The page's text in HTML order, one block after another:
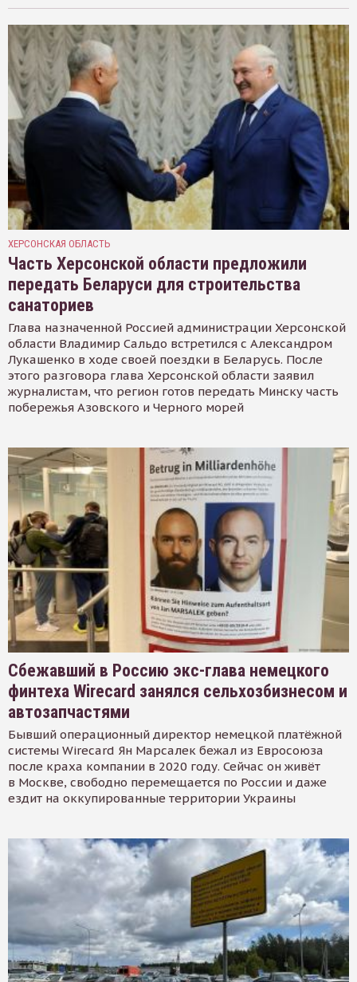
ХЕРСОНСКАЯ ОБЛАСТЬ
Часть Херсонской области предложили
передать Беларуси для строительства
санаториев
Глава назначенной Россией администрации Херсонской
области Владимир Сальдо встретился с Александром
Лукашенко в ходе своей поездки в Беларусь. После
этого разговора глава Херсонской области заявил
журналистам, что регион готов передать Минску часть
побережья Азовского и Черного морей
Сбежавший в Россию экс-глава немецкого
финтеха Wirecard занялся сельхозбизнесом и
автозапчастями
Бывший операционный директор немецкой платёжной
системы Wirecard Ян Марсалек бежал из Евросоюза
после краха компании в 2020 году. Сейчас он живёт
в Москве, свободно перемещается по России и даже
ездит на оккупированные территории Украины